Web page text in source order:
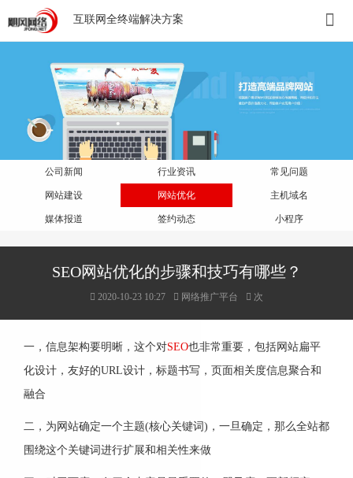
互联网全终端解决方案
公司新闻 行业资讯 常见问题
网站建设 网站优化 主机域名
媒体报道 签约动态 小程序
SEO网站优化的步骤和技巧有哪些？
2020-10-23 10:27 网络推广平台 次
一，信息架构要明晰，这个对SEO也非常重要，包括网站扁平
化设计，友好的URL设计，标题书写，页面相关度信息聚合和
融合
二，为网站确定一个主题(核心关键词)，一旦确定，那么全站都
围绕这个关键词进行扩展和相关性来做